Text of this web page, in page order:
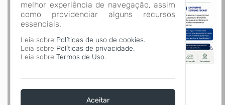
melhor experiência de navegação, assim
como providenciar alguns recursos
essenciais.
Leia sobre Políticas de uso de cookies.
Leia sobre Políticas de privacidade.
Leia sobre Termos de Uso.
Aceitar